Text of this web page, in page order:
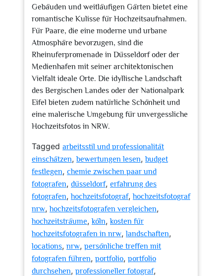
Gebäuden und weitläufigen Gärten bietet eine
romantische Kulisse für Hochzeitsaufnahmen.
Für Paare, die eine moderne und urbane
Atmosphäre bevorzugen, sind die
Rheinuferpromenade in Düsseldorf oder der
Medienhafen mit seiner architektonischen
Vielfalt ideale Orte. Die idyllische Landschaft
des Bergischen Landes oder der Nationalpark
Eifel bieten zudem natürliche Schönheit und
eine malerische Umgebung für unvergessliche
Hochzeitsfotos in NRW.
Tagged arbeitsstil und professionalität
einschätzen,bewertungen lesen,budget
festlegen, chemie zwischen paar und
fotografen, düsseldorf, erfahrung des
fotografen,hochzeitsfotograf,hochzeitsfotograf
nrw,hochzeitsfotografen vergleichen,
hochzeitsträume,köln,kosten für
hochzeitsfotografen in nrw,landschaften,
locations, nrw, persönliche treffen mit
fotografen führen, portfolio, portfolio
durchsehen, professioneller fotograf,